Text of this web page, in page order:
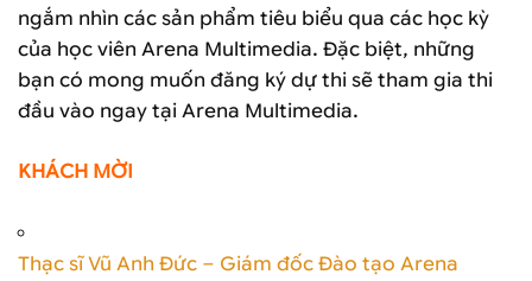
ngắm nhìn các sản phẩm tiêu biểu qua các học kỳ
của học viên Arena Multimedia. Đặc biệt, những
bạn có mong muốn đăng ký dự thi sẽ tham gia thi
đầu vào ngay tại Arena Multimedia.
KHÁCH MỜI
Thạc sĩ Vũ Anh Đức – Giám đốc Đào tạo Arena